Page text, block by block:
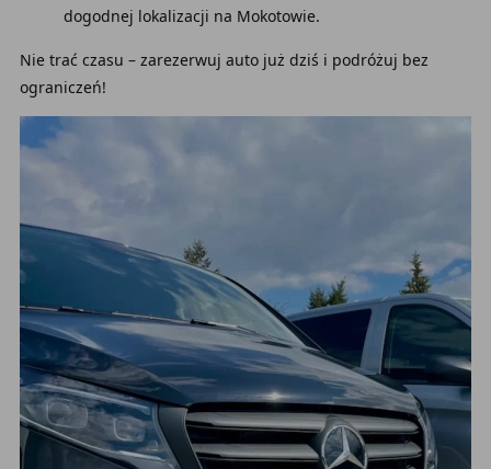
dogodnej lokalizacji na Mokotowie.
Nie trać czasu – zarezerwuj auto już dziś i podróżuj bez
ograniczeń!